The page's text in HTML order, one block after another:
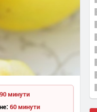
90 минути
60 минути